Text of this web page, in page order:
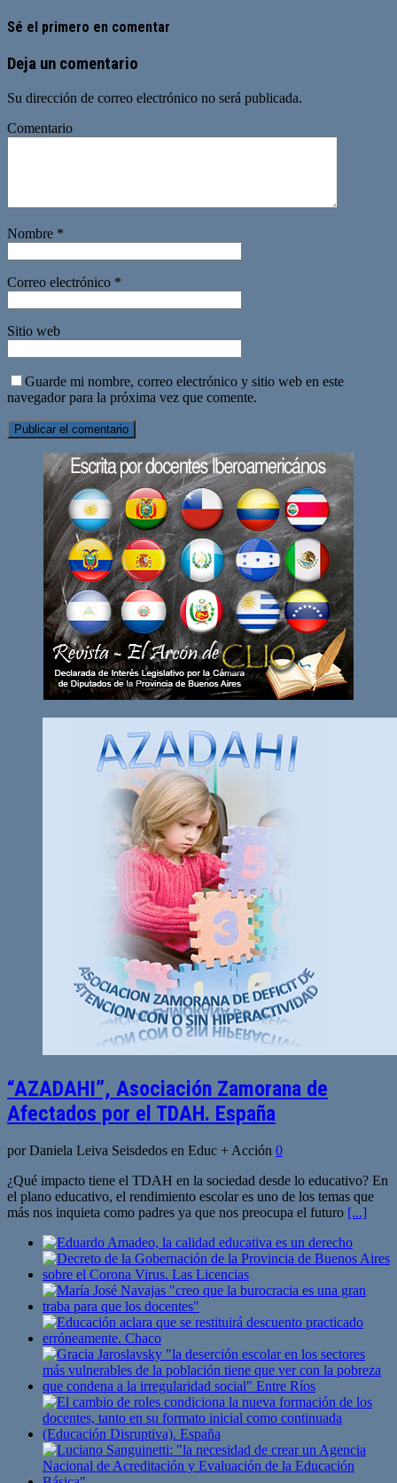
Sé el primero en comentar
Deja un comentario
Su dirección de correo electrónico no será publicada.
Comentario
Nombre *
Correo electrónico *
Sitio web
Guarde mi nombre, correo electrónico y sitio web en este
navegador para la próxima vez que comente.
“AZADAHI”, Asociación Zamorana de
Afectados por el TDAH. España
por Daniela Leiva Seisdedos en Educ + Acción 0
¿Qué impacto tiene el TDAH en la sociedad desde lo educativo? En
el plano educativo, el rendimiento escolar es uno de los temas que
más nos inquieta como padres ya que nos preocupa el futuro [...]